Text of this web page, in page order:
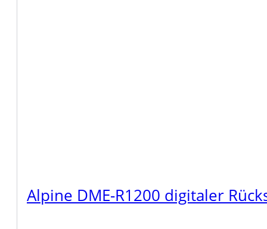
Alpine DME-R1200 digitaler